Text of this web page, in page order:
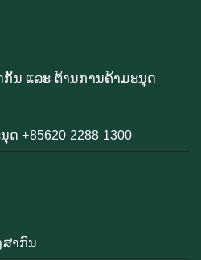
ນ ແລະ ຕ້ານການຄ້າມະນຸດ
+85620 2288 1300
ສາກົນ